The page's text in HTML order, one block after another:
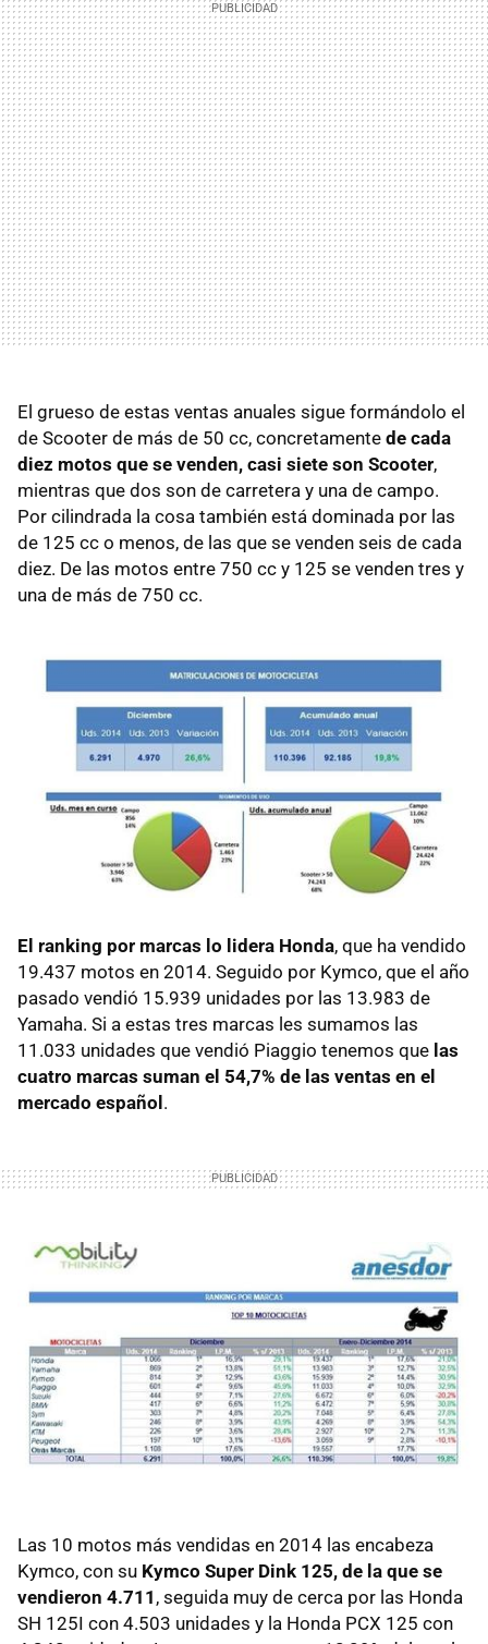
El grueso de estas ventas anuales sigue formándolo el
de Scooter de más de 50 cc, concretamente de cada
diez motos que se venden, casi siete son Scooter,
mientras que dos son de carretera y una de campo.
Por cilindrada la cosa también está dominada por las
de 125 cc o menos, de las que se venden seis de cada
diez. De las motos entre 750 cc y 125 se venden tres y
una de más de 750 cc.
El ranking por marcas lo lidera Honda, que ha vendido
19.437 motos en 2014. Seguido por Kymco, que el año
pasado vendió 15.939 unidades por las 13.983 de
Yamaha. Si a estas tres marcas les sumamos las
11.033 unidades que vendió Piaggio tenemos que las
cuatro marcas suman el 54,7% de las ventas en el
mercado español.
Las 10 motos más vendidas en 2014 las encabeza
Kymco, con su Kymco Super Dink 125, de la que se
vendieron 4.711 , seguida muy de cerca por las Honda
SH 125I con 4.503 unidades y la Honda PCX 125 con